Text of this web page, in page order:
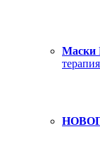
Маски
терапия